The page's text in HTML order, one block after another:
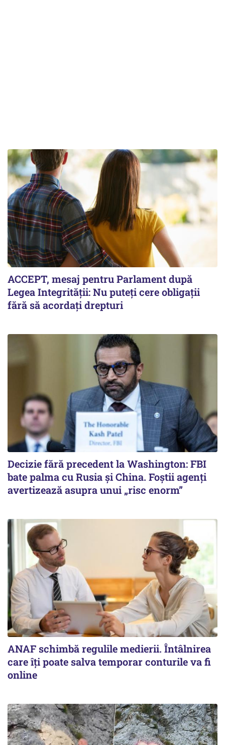
ACCEPT, mesaj pentru Parlament după
Legea Integrității: Nu puteți cere obligații
fără să acordați drepturi
Decizie fără precedent la Washington: FBI
bate palma cu Rusia și China. Foștii agenți
avertizează asupra unui „risc enorm”
ANAF schimbă regulile medierii. Întâlnirea
care îți poate salva temporar conturile va fi
online